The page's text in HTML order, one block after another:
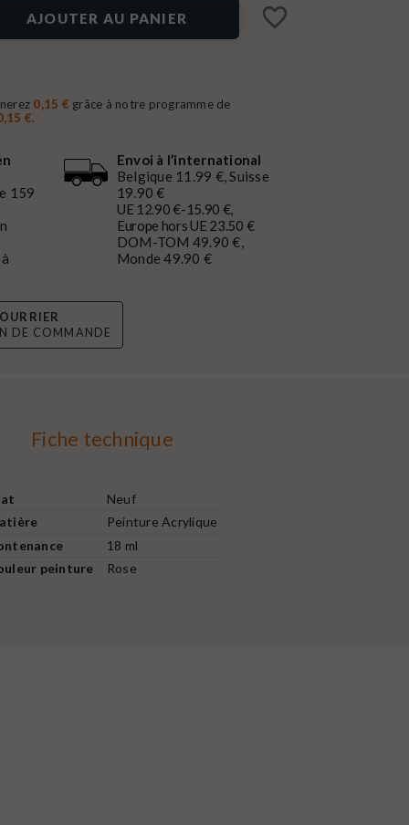
AJOUTER AU PANIER favorite_border
0,15 € grâce à notre programme de
€.
159
Envoi à l’international
Belgique 11.99 €, Suisse
19.90 €
UE 12.90 €-15.90 €,
Europe hors UE 23.50 €
DOM-TOM 49.90 €,
Monde 49.90 €
DE COMMANDE
Fiche technique
Neuf
Peinture Acrylique
18 ml
peinture
Rose